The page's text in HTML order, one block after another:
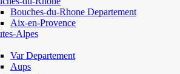
Bouches-du-Rhone Departement
Aix-en-Provence
Alpes
Var Departement
Aups